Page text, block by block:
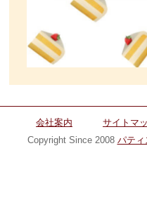
会社案内 サイトマ
Copyright Since 2008 パティ